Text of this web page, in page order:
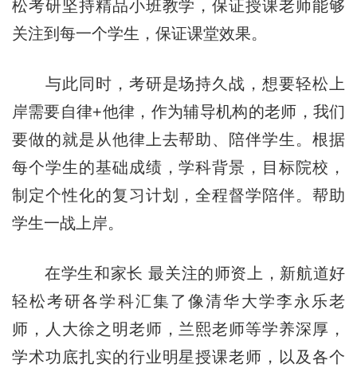
松考研坚持精品小班教学，保证授课老师能够
关注到每一个学生，保证课堂效果。
与此同时，考研是场持久战，想要轻松上
岸需要自律+他律，作为辅导机构的老师，我们
要做的就是从他律上去帮助、陪伴学生。根据
每个学生的基础成绩，学科背景，目标院校，
制定个性化的复习计划，全程督学陪伴。帮助
学生一战上岸。
在学生和家长 最关注的师资上，新航道好
轻松考研各学科汇集了像清华大学李永乐老
师，人大徐之明老师，兰熙老师等学养深厚，
学术功底扎实的行业明星授课老师，以及各个